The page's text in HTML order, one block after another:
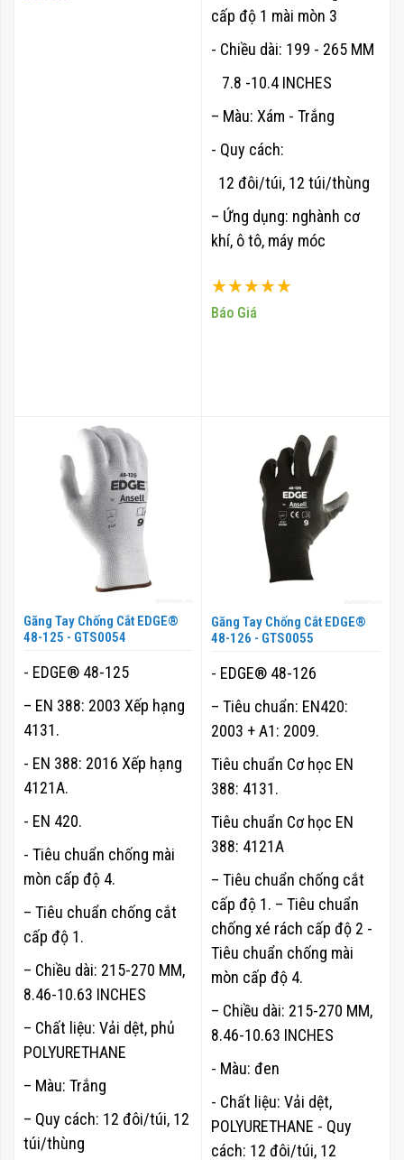
Xếp hạng:
100%
Báo Giá
cấp độ 1 mài mòn 3
- Chiều dài: 199 - 265 MM
7.8 -10.4 INCHES
– Màu: Xám - Trắng
- Quy cách:
12 đôi/túi, 12 túi/thùng
– Ứng dụng: nghành cơ
khí, ô tô, máy móc
Găng Tay Chống Cắt EDGE®
48-125 - GTS0054
- EDGE® 48-125
– EN 388: 2003 Xếp hạng
4131.
- EN 388: 2016 Xếp hạng
4121A.
- EN 420.
- Tiêu chuẩn chống mài
mòn cấp độ 4.
– Tiêu chuẩn chống cắt
cấp độ 1.
– Chiều dài: 215-270 MM,
8.46-10.63 INCHES
– Chất liệu: Vải dệt, phủ
POLYURETHANE
– Màu: Trắng
– Quy cách: 12 đôi/túi, 12
túi/thùng
Găng Tay Chống Cắt EDGE®
48-126 - GTS0055
- EDGE® 48-126
– Tiêu chuẩn: EN420:
2003 + A1: 2009.
Tiêu chuẩn Cơ học EN
388: 4131.
Tiêu chuẩn Cơ học EN
388: 4121A
– Tiêu chuẩn chống cắt
cấp độ 1. – Tiêu chuẩn
chống xé rách cấp độ 2 -
Tiêu chuẩn chống mài
mòn cấp độ 4.
– Chiều dài: 215-270 MM,
8.46-10.63 INCHES
- Màu: đen
- Chất liệu: Vải dệt,
POLYURETHANE - Quy
cách: 12 đôi/túi, 12